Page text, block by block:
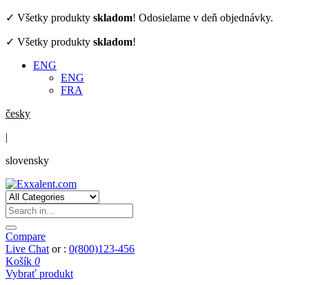
✓ Všetky produkty skladom! Odosielame v deň objednávky.
✓ Všetky produkty skladom!
ENG
ENG
FRA
česky
|
slovensky
Compare
Live Chat or : 0(800)123-456
Košík 0
Vybrať produkt